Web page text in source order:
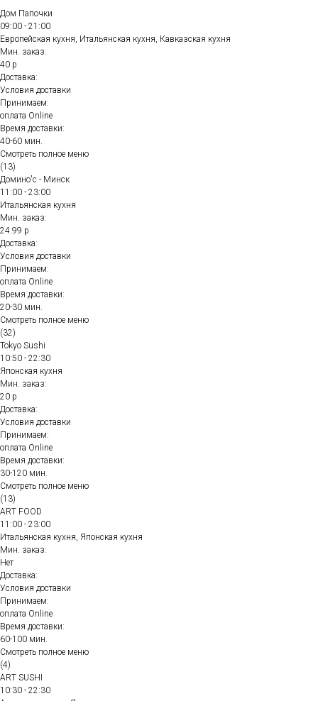
Дом Папочки
09:00 - 21:00
Европейская кухня, Итальянская кухня, Кавказская кухня
Мин. заказ:
40 р
Доставка:
Условия доставки
Принимаем:
оплата Online
Время доставки:
40-60 мин.
Смотреть полное меню
(13)
Домино'с - Минск
11:00 - 23:00
Итальянская кухня
Мин. заказ:
24.99 р
Доставка:
Условия доставки
Принимаем:
оплата Online
Время доставки:
20-30 мин.
Смотреть полное меню
(32)
Tokyo Sushi
10:50 - 22:30
Японская кухня
Мин. заказ:
20 р
Доставка:
Условия доставки
Принимаем:
оплата Online
Время доставки:
30-120 мин.
Смотреть полное меню
(13)
ART FOOD
11:00 - 23:00
Итальянская кухня, Японская кухня
Мин. заказ:
Нет
Доставка:
Условия доставки
Принимаем:
оплата Online
Время доставки:
60-100 мин.
Смотреть полное меню
(4)
ART SUSHI
10:30 - 22:30